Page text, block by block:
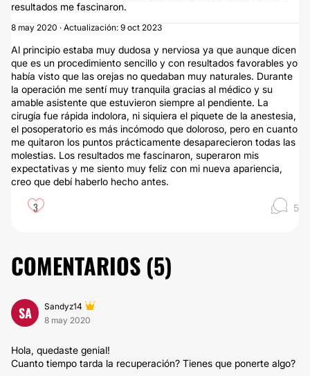
resultados me fascinaron.
8 may 2020 · Actualización: 9 oct 2023
Al principio estaba muy dudosa y nerviosa ya que aunque dicen
que es un procedimiento sencillo y con resultados favorables yo
había visto que las orejas no quedaban muy naturales. Durante
la operación me sentí muy tranquila gracias al médico y su
amable asistente que estuvieron siempre al pendiente. La
cirugía fue rápida indolora, ni siquiera el piquete de la anestesia,
el posoperatorio es más incómodo que doloroso, pero en cuanto
me quitaron los puntos prácticamente desaparecieron todas las
molestias. Los resultados me fascinaron, superaron mis
expectativas y me siento muy feliz con mi nueva apariencia,
creo que debí haberlo hecho antes.
3 5
COMENTARIOS (5)
SA
Sandyz14
8 may 2020
Hola, quedaste genial!
Cuanto tiempo tarda la recuperación? Tienes que ponerte algo?